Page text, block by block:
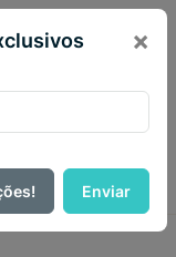
×
Enviar